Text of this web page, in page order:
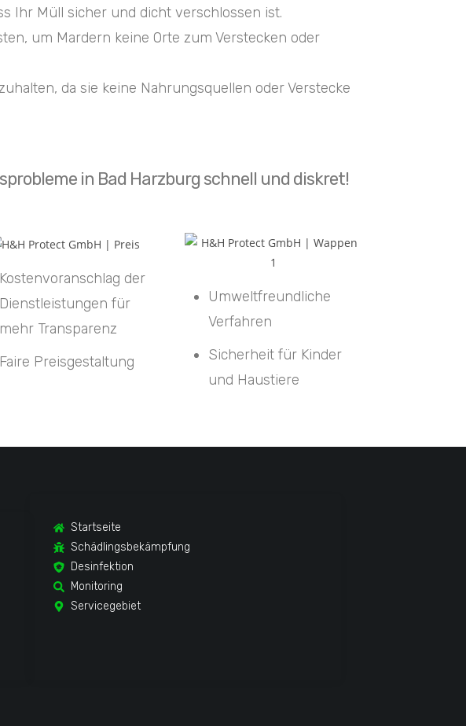
Ihr Müll sicher und dicht verschlossen ist.
um Mardern keine Orte zum Verstecken oder
da sie keine Nahrungsquellen oder Verstecke
in Bad Harzburg schnell und diskret!
Kostenvoranschlag der
Dienstleistungen für
mehr Transparenz
Faire Preisgestaltung
Umweltfreundliche
Verfahren
Sicherheit für Kinder
und Haustiere
Startseite
Schädlingsbekämpfung
Desinfektion
Monitoring
Servicegebiet